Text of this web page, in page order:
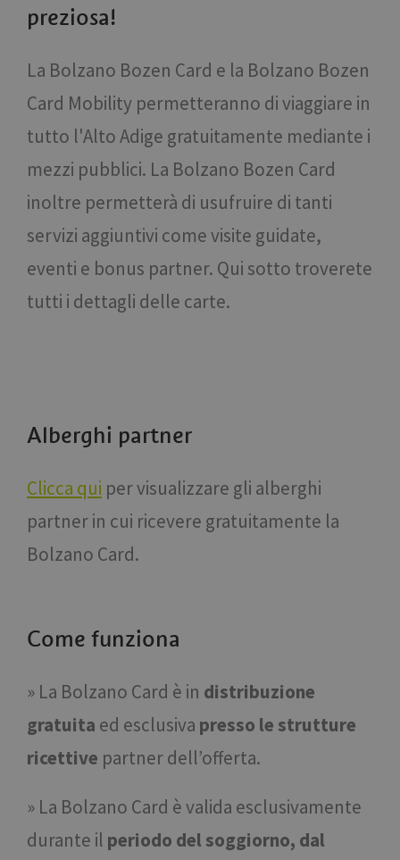
preziosa!
La Bolzano Bozen Card e la Bolzano Bozen
Card Mobility permetteranno di viaggiare in
tutto l'Alto Adige gratuitamente mediante i
mezzi pubblici. La Bolzano Bozen Card
inoltre permetterà di usufruire di tanti
servizi aggiuntivi come visite guidate,
eventi e bonus partner. Qui sotto troverete
tutti i dettagli delle carte.
Alberghi partner
Clicca qui per visualizzare gli alberghi
partner in cui ricevere gratuitamente la
Bolzano Card.
Come funziona
» La Bolzano Card è in distribuzione
gratuita ed esclusiva presso le strutture
ricettive partner dell’offerta.
» La Bolzano Card è valida esclusivamente
durante il periodo del soggiorno, dal